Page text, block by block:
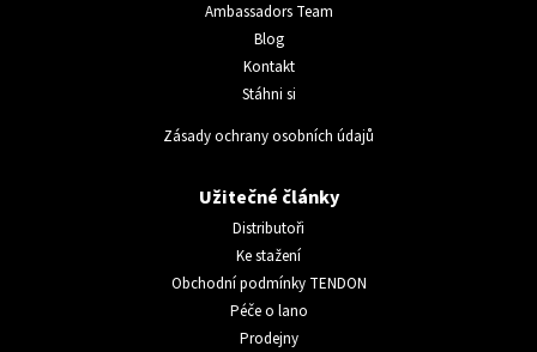
Ambassadors Team
Blog
Kontakt
Stáhni si
Zásady ochrany osobních údajů
Užitečné články
Distributoři
Ke stažení
Obchodní podmínky TENDON
Péče o lano
Prodejny